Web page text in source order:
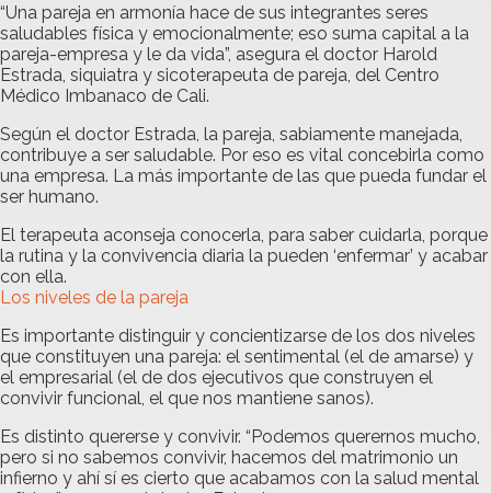
“Una pareja en armonía hace de sus integrantes seres
saludables física y emocionalmente; eso suma capital a la
pareja-empresa y le da vida”, asegura el doctor Harold
Estrada, siquiatra y sicoterapeuta de pareja, del Centro
Médico Imbanaco de Cali.
Según el doctor Estrada, la pareja, sabiamente manejada,
contribuye a ser saludable. Por eso es vital concebirla como
una empresa. La más importante de las que pueda fundar el
ser humano.
El terapeuta aconseja conocerla, para saber cuidarla, porque
la rutina y la convivencia diaria la pueden ‘enfermar’ y acabar
con ella.
Los niveles de la pareja
Es importante distinguir y concientizarse de los dos niveles
que constituyen una pareja: el sentimental (el de amarse) y
el empresarial (el de dos ejecutivos que construyen el
convivir funcional, el que nos mantiene sanos).
Es distinto quererse y convivir. “Podemos querernos mucho,
pero si no sabemos convivir, hacemos del matrimonio un
infierno y ahí sí es cierto que acabamos con la salud mental